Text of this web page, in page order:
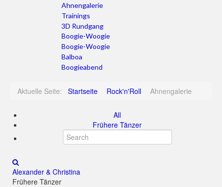
Ahnengalerie
Trainings
3D Rundgang
Boogie-Woogie
Boogie-Woogie
Balboa
Boogieabend
Aktuelle Seite: Startseite Rock'n'Roll Ahnengalerie
All
Frühere Tänzer
Alexander & Christina
Frühere Tänzer